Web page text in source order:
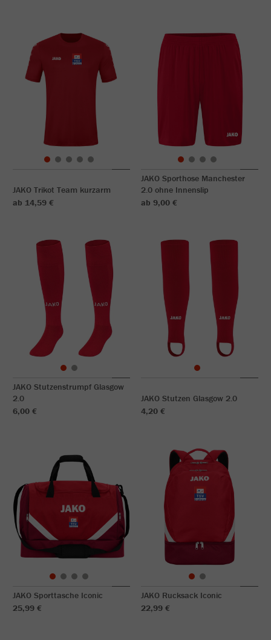
JAKO Trikot Team kurzarm
ab 14,59 €
JAKO Sporthose Manchester
2.0 ohne Innenslip
ab 9,00 €
JAKO Stutzenstrumpf Glasgow
2.0
6,00 €
JAKO Stutzen Glasgow 2.0
4,20 €
JAKO Sporttasche Iconic
25,99 €
JAKO Rucksack Iconic
22,99 €